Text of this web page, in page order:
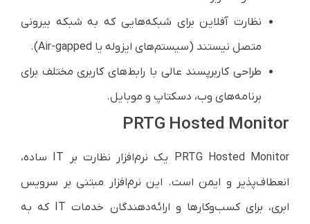
نظارت آفلاین برای شبکه‌هایی که به شبکه بیرونی
متصل نیستند (سیستم‌های ایزوله یا Air-gapped).
طراحی کاربرپسند عالی با رابط‌های کاربری مختلف برای
برنامه‌های وب، دسکتاپ و موبایل.
PRTG Hosted Monitor
PRTG Hosted Monitor یک نرم‌افزار نظارت بر IT ساده،
انعطاف‌پذیر و ایمن است. این نرم‌افزار مبتنی بر سرویس
ابری، برای کسب‌وکارها و ارائه‌دهندگان خدمات IT که به